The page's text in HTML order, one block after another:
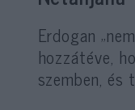
Erdogan
hozzátéve,
szemben,